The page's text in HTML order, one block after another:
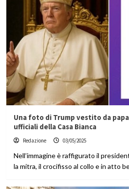
Una foto di Trump vestito da
ufficiali della Casa Bianca
Redazione 03/05/2025
Nell’immagine è raffigurato il
la mitra, il crocifisso al collo e in atto